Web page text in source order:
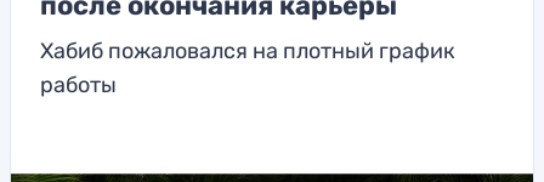
Хабиб пожаловался на плотный график
работы